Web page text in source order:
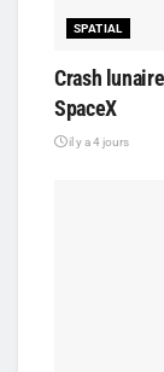
SPATIAL
Crash
SpaceX
il y a 4 jours